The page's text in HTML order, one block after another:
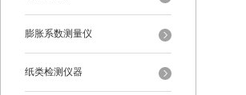
膨胀系数测量仪
纸类检测仪器